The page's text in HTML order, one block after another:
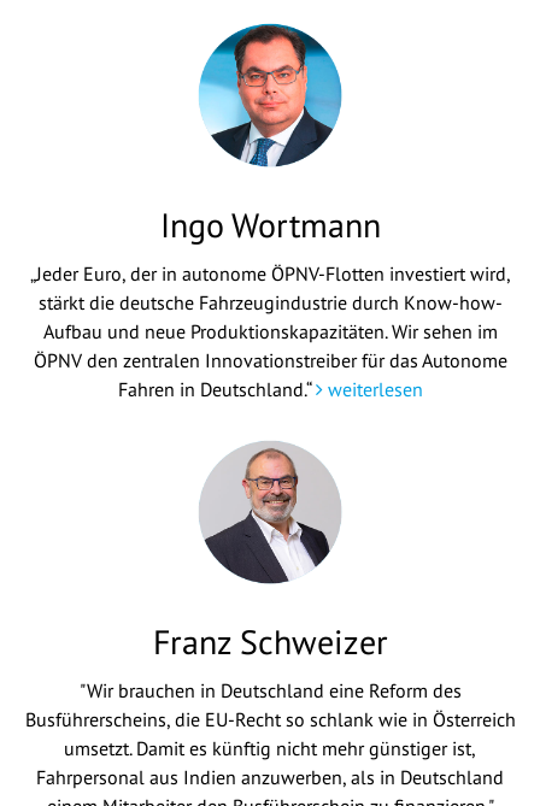
Ingo Wortmann
„Jeder Euro, der in autonome ÖPNV-Flotten investiert wird,
stärkt die deutsche Fahrzeugindustrie durch Know-how-
Aufbau und neue Produktionskapazitäten. Wir sehen im
ÖPNV den zentralen Innovationstreiber für das Autonome
Fahren in Deutschland.“ weiterlesen
Franz Schweizer
"Wir brauchen in Deutschland eine Reform des
Busführerscheins, die EU-Recht so schlank wie in Österreich
umsetzt. Damit es künftig nicht mehr günstiger ist,
Fahrpersonal aus Indien anzuwerben, als in Deutschland